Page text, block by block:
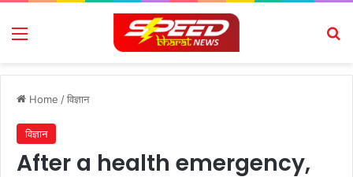
Menu
Home /विज्ञान
विज्ञान
After a health emergency,